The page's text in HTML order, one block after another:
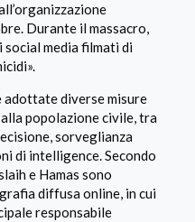
Durante il massacro,
social media filmati di
adottate diverse misure
popolazione civile, tra
sorveglianza
di intelligence. Secondo
e Hamas sono
diffusa online, in cui
responsabile